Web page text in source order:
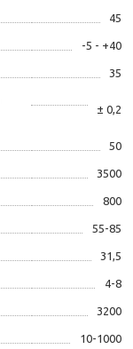
45
-5 - +40
35
± 0,2
50
3500
800
55-85
31,5
4-8
3200
10-1000